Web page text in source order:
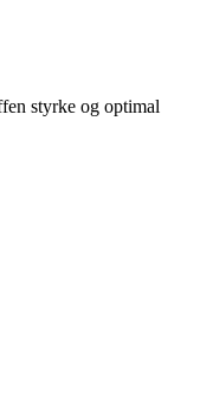
styrke og optimal